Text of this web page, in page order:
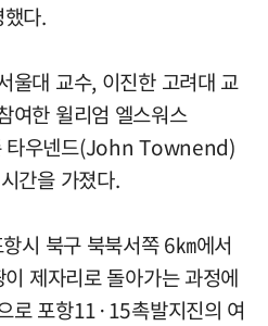
다.
울대 교수, 이진한 고려대 교
여한 윌리엄 엘스워스
우넨드(John Townend)
간을 가졌다.
시 북구 북북서쪽 6㎞에서
제자리로 돌아가는 과정에
로 포항11·15촉발지진의 여